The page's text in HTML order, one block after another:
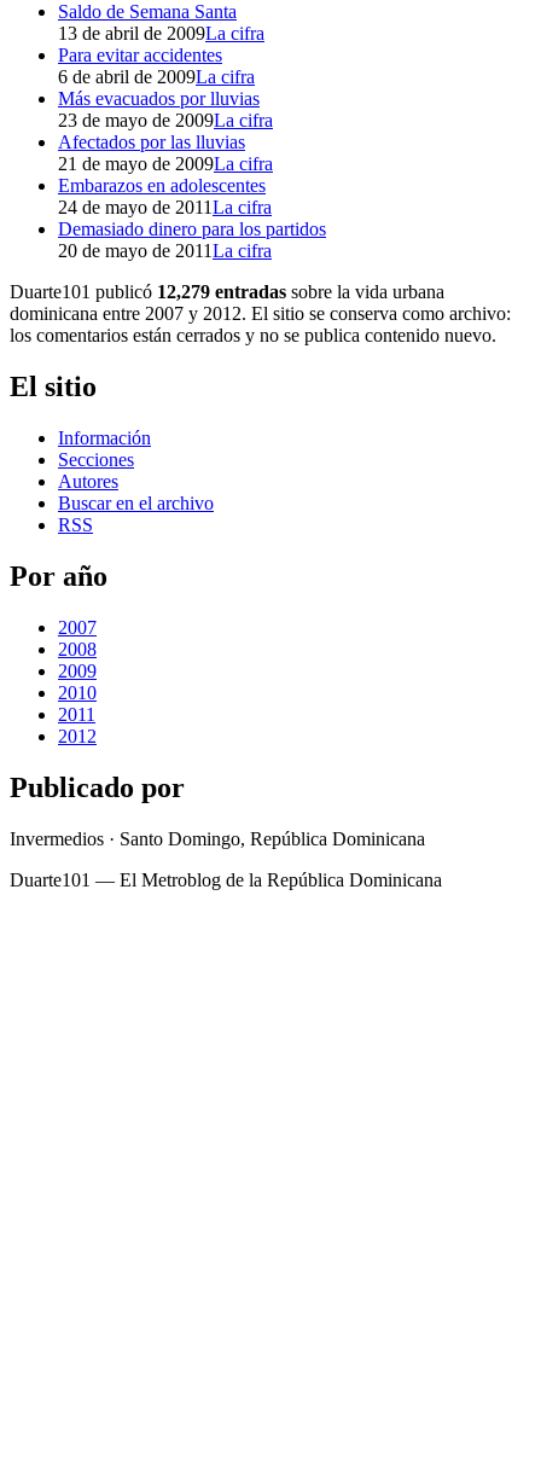
Saldo de Semana Santa
13 de abril de 2009La cifra
Para evitar accidentes
6 de abril de 2009La cifra
Más evacuados por lluvias
23 de mayo de 2009La cifra
Afectados por las lluvias
21 de mayo de 2009La cifra
Embarazos en adolescentes
24 de mayo de 2011La cifra
Demasiado dinero para los partidos
20 de mayo de 2011La cifra
Duarte101 publicó 12,279 entradas sobre la vida urbana
dominicana entre 2007 y 2012. El sitio se conserva como archivo:
los comentarios están cerrados y no se publica contenido nuevo.
El sitio
Información
Secciones
Autores
Buscar en el archivo
RSS
Por año
2007
2008
2009
2010
2011
2012
Publicado por
Invermedios · Santo Domingo, República Dominicana
Duarte101 — El Metroblog de la República Dominicana